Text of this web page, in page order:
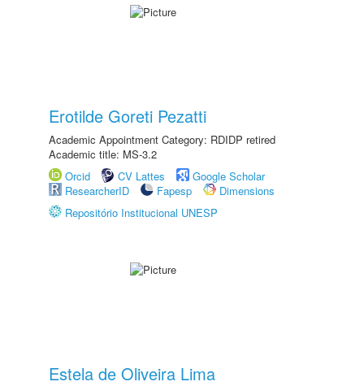
Erotilde Goreti Pezatti
Academic Appointment Category: RDIDP retired
Academic title: MS-3.2
Orcid
CV Lattes
Google Scholar
ResearcherID
Fapesp
Dimensions
Repositório Institucional UNESP
Estela de Oliveira Lima